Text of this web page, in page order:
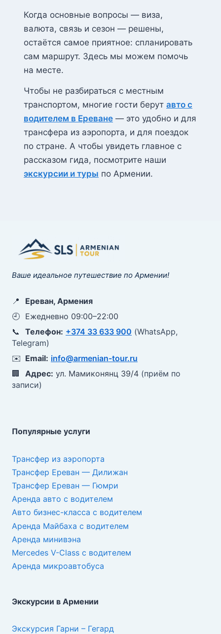
Когда основные вопросы — виза,
валюта, связь и сезон — решены,
остаётся самое приятное: спланировать
сам маршрут. Здесь мы можем помочь
на месте.
Чтобы не разбираться с местным
транспортом, многие гости берут авто с
водителем в Ереване — это удобно и для
трансфера из аэропорта, и для поездок
по стране. А чтобы увидеть главное с
рассказом гида, посмотрите наши
экскурсии и туры по Армении.
Ваше идеальное путешествие по Армении!
📍
Ереван, Армения
🕘 Ежедневно 09:00–22:00
📞
Телефон: +374 33 633 900 (WhatsApp,
Telegram)
✉️ Email: info@armenian-tour.ru
🏢
Адрес: ул. Мамиконянц 39/4 (приём по
записи)
Популярные услуги
Трансфер из аэропорта
Трансфер Ереван — Дилижан
Трансфер Ереван — Гюмри
Аренда авто с водителем
Авто бизнес-класса с водителем
Аренда Майбаха с водителем
Аренда минивэна
Mercedes V-Class с водителем
Аренда микроавтобуса
Экскурсии в Армении
Экскурсия Гарни – Гегард